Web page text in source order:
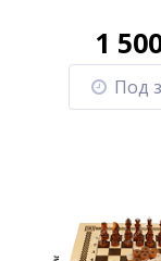
1
Под